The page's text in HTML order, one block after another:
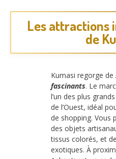
Les attractions
de
Kumasi regorge de
fascinants. Le
l’un des plus
de l’Ouest, idéal
de shopping. Vous
des objets
tissus colorés, et
exotiques. À